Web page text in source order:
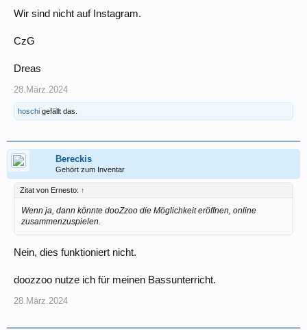
Wir sind nicht auf Instagram.
CzG
Dreas
28.März.2024
hoschi gefällt das.
Bereckis
Gehört zum Inventar
Zitat von Ernesto: ↑
Wenn ja, dann könnte dooZzoo die Möglichkeit eröffnen, online
zusammenzuspielen.
Nein, dies funktioniert nicht.
doozzoo nutze ich für meinen Bassunterricht.
28.März.2024